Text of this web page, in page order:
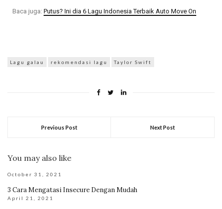
Baca juga: Putus? Ini dia 6 Lagu Indonesia Terbaik Auto Move On
Lagu galau rekomendasi lagu Taylor Swift
Previous Post Next Post
You may also like
October 31, 2021
3 Cara Mengatasi Insecure Dengan Mudah
April 21, 2021